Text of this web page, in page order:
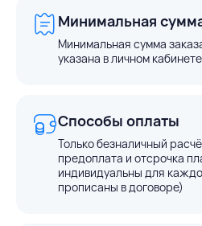
Минимальная
Минимальная сумма
указана в личном кабинете
Способы оплаты
Только безналичный
предоплата и отсрочка
индивидуальны для
прописаны в договоре)